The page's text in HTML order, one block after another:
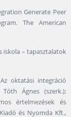
Generate Peer
The American
iskola – tapasztalatok
oktatási integráció
Ágnes (szerk.):
értelmezések és
és Nyomda Kft.,